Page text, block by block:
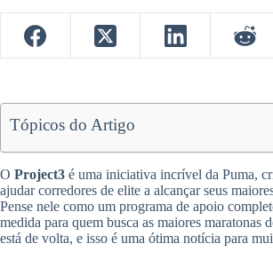
Tópicos do Artigo
O Project3 é uma iniciativa incrível da Puma,
ajudar corredores de elite a alcançar seus
Pense nele como um programa de apoio
medida para quem busca as maiores maratonas
está de volta, e isso é uma ótima notícia para